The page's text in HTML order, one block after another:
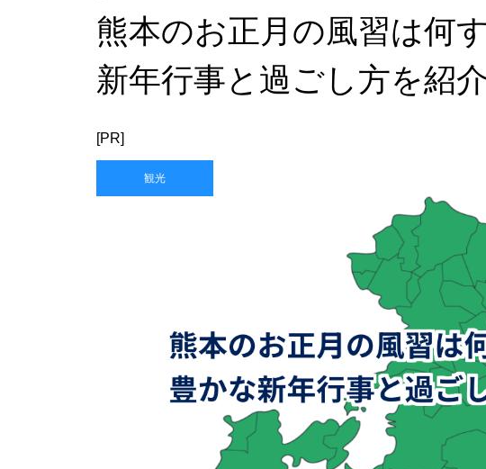
熊本のお正月の風習は何
新年行事と過ごし方を紹介
[PR]
観光